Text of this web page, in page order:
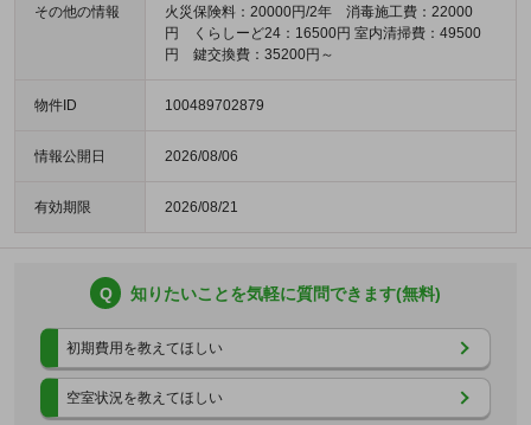
その他の情報
火災保険料：20000円/2年 消毒施工費：22000
円 くらしーど24：16500円 室内清掃費：49500
円 鍵交換費：35200円～
物件ID 100489702879
情報公開日 2026/08/06
有効期限 2026/08/21
Q 知りたいことを気軽に質問できます(無料)
初期費用を教えてほしい
空室状況を教えてほしい